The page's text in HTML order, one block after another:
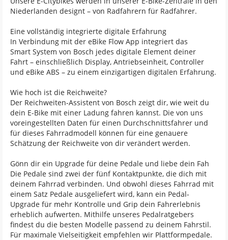
Niederlanden designt – von Radfahrern für Radfahrer.
Eine vollständig integrierte digitale Erfahrung
In Verbindung mit der eBike Flow App integriert das
Smart System von Bosch jedes digitale Element deiner
Fahrt – einschließlich Display, Antriebseinheit, Controller
und eBike ABS – zu einem einzigartigen digitalen Erfahrung.
Wie hoch ist die Reichweite?
Der Reichweiten-Assistent von Bosch zeigt dir, wie weit du
dein E-Bike mit einer Ladung fahren kannst. Die von uns
voreingestellten Daten für einen Durchschnittsfahrer und
für dieses Fahrradmodell können für eine genauere
Schätzung der Reichweite von dir verändert werden.
Gönn dir ein Upgrade für deine Pedale und liebe dein Fah
Die Pedale sind zwei der fünf Kontaktpunkte, die dich mit
deinem Fahrrad verbinden. Und obwohl dieses Fahrrad mit
einem Satz Pedale ausgeliefert wird, kann ein Pedal-
Upgrade für mehr Kontrolle und Grip dein Fahrerlebnis
erheblich aufwerten. Mithilfe unseres Pedalratgebers
findest du die besten Modelle passend zu deinem Fahrstil.
Für maximale Vielseitigkeit empfehlen wir Plattformpedale.